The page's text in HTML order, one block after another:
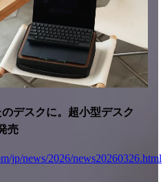
デスクに。超小型デスク
売
jp/news/2026/news20260326.html